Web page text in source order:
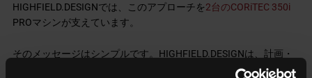
HIGHFIELD.DESIGNでは、このアプローチを2台のCORiTEC 350i
PROマシンが支えています。
そのメッセージはシンプルです。HIGHFIELD.DESIGNは、計画・
設計から最終的な修復物まで、ラボとしての全工程を社内で完結